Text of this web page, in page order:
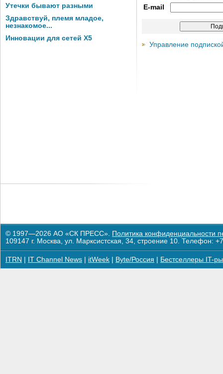
Утечки бывают разными
Здравствуй, племя младое,
незнакомое...
Инновации для сетей X5
E-mail
Управление
© 1997—2026 АО «СК ПРЕСС». Политика конфиденциальности
109147 г. Москва, ул. Марксистская, 34, строение 10. Телефон:
ITRN IT Channel News itWeek Byte/Россия Бестселлеры IT-